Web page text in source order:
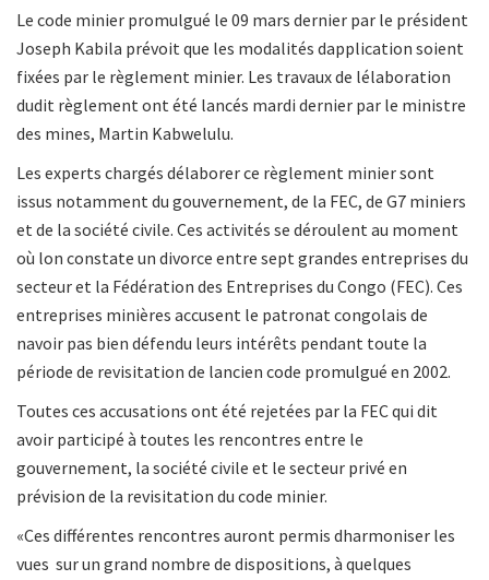
Le code minier promulgué le 09 mars dernier par le président
Joseph Kabila prévoit que les modalités dapplication soient
fixées par le règlement minier. Les travaux de lélaboration
dudit règlement ont été lancés mardi dernier par le ministre
des mines, Martin Kabwelulu.
Les experts chargés délaborer ce règlement minier sont
issus notamment du gouvernement, de la FEC, de G7 miniers
et de la société civile. Ces activités se déroulent au moment
où lon constate un divorce entre sept grandes entreprises du
secteur et la Fédération des Entreprises du Congo (FEC). Ces
entreprises minières accusent le patronat congolais de
navoir pas bien défendu leurs intérêts pendant toute la
période de revisitation de lancien code promulgué en 2002.
Toutes ces accusations ont été rejetées par la FEC qui dit
avoir participé à toutes les rencontres entre le
gouvernement, la société civile et le secteur privé en
prévision de la revisitation du code minier.
«Ces différentes rencontres auront permis dharmoniser les
vues sur un grand nombre de dispositions, à quelques